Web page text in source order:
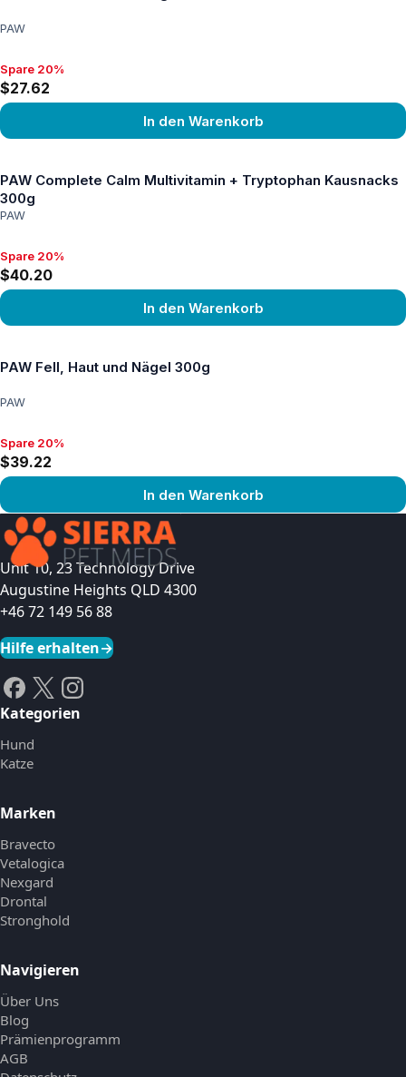
PAW
Spare 20%, $27.62
Spare 20%
$27.62
In den Warenkorb
PAW Complete Calm Multivitamin + Tryptophan Kausnacks
300g
PAW
Spare 20%, $40.20
Spare 20%
$40.20
In den Warenkorb
PAW Fell, Haut und Nägel 300g
PAW
Spare 20%, $39.22
Spare 20%
$39.22
In den Warenkorb
Produkt ansehen
Unit 10, 23 Technology Drive
Augustine Heights QLD 4300
+46 72 149 56 88
Hilfe erhalten→
Kategorien
Hund
Katze
Marken
Bravecto
Vetalogica
Nexgard
Drontal
Stronghold
Navigieren
Über Uns
Blog
Prämienprogramm
AGB